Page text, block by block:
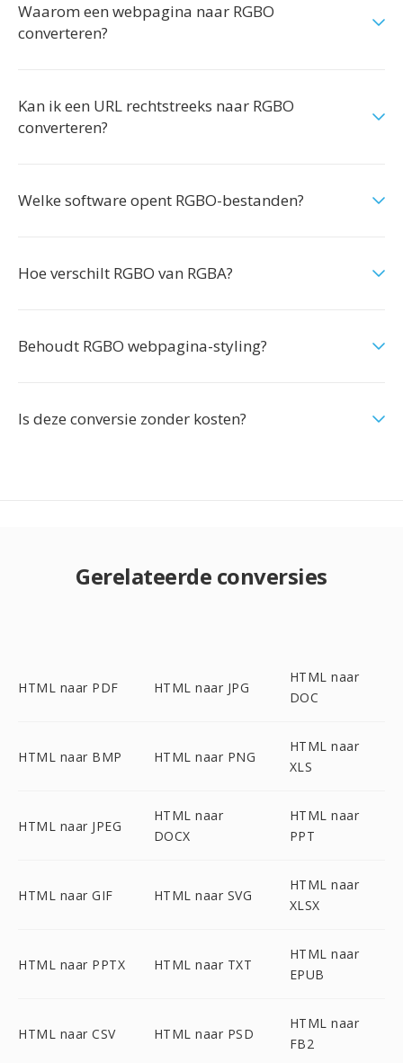
Waarom een webpagina naar RGBO
converteren?
Kan ik een URL rechtstreeks naar RGBO
converteren?
Welke software opent RGBO-bestanden?
Hoe verschilt RGBO van RGBA?
Behoudt RGBO webpagina-styling?
Is deze conversie zonder kosten?
Gerelateerde conversies
HTML naar PDF HTML naar JPG
HTML naar
DOC
HTML naar BMP HTML naar PNG
HTML naar
XLS
HTML naar JPEG
HTML naar
DOCX
HTML naar
PPT
HTML naar GIF HTML naar SVG
HTML naar
XLSX
HTML naar PPTX HTML naar TXT
HTML naar
EPUB
HTML naar CSV HTML naar PSD
HTML naar
FB2